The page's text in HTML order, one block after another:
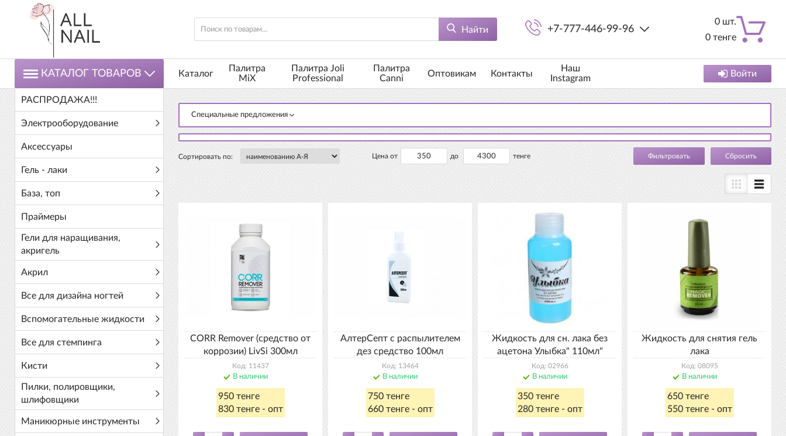
Найти +7-777-446-99-96
0 шт.
0 тенге
КАТАЛОГ ТОВАРОВ
РАСПРОДАЖА!!!
Электрооборудование
Аксессуары
Гель - лаки
База, топ
Праймеры
Гели для наращивания,
акригель
Акрил
Все для дизайна ногтей
Вспомогательные жидкости
Все для стемпинга
Кисти
Пилки, полировщики,
шлифовщики
Маникюрные инструменты
Каталог
Палитра
MiX
Палитра Joli
Professional
Палитра
Canni
Оптовикам Контакты
Наш
Instagram
Войти
Сортировать по: Цена от до тенге
Специальные предложения
Cбросить
CORR Remover (средство от
коррозии) LivSi 300мл
Код: 11437
В наличии
950 тенге
830 тенге - опт
АлтерСепт с распылителем
дез средство 100мл
Код: 13464
В наличии
750 тенге
660 тенге - опт
Жидкость для сн. лака без
ацетона Улыбка" 110мл"
Код: 02966
В наличии
350 тенге
280 тенге - опт
Жидкость для снятия гель
лака
Код: 08095
В наличии
650 тенге
550 тенге - опт